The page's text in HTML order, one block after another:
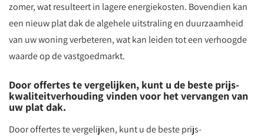
zomer, wat resulteert in lagere energiekosten. Bovendien kan
een nieuw plat dak de algehele uitstraling en duurzaamheid
van uw woning verbeteren, wat kan leiden tot een verhoogde
waarde op de vastgoedmarkt.
Door offertes te vergelijken, kunt u de beste prijs-
kwaliteitverhouding vinden voor het vervangen van
uw plat dak.
Door offertes te vergelijken, kunt u de beste prijs-